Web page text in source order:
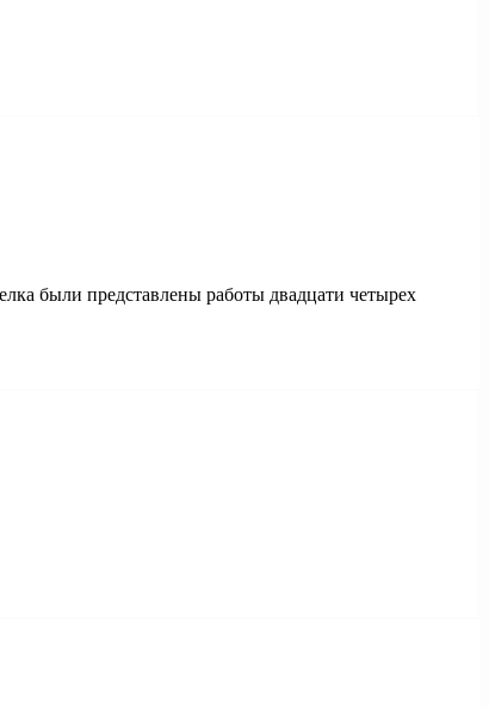
были представлены работы двадцати четырех